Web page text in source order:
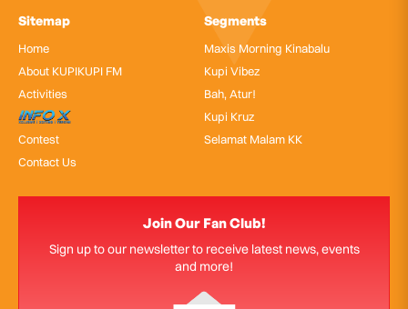
Sitemap
Home
About KUPIKUPI FM
Activities
InfoX
Contest
Contact Us
Segments
Maxis Morning Kinabalu
Kupi Vibez
Bah, Atur!
Kupi Kruz
Selamat Malam KK
Join Our Fan Club!
Sign up to our newsletter to receive latest news, events
and more!